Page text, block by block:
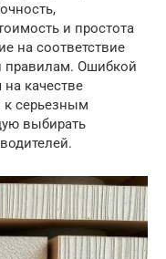
и простота
на соответствие
Ошибкой
качестве
к серьезным
выбирать